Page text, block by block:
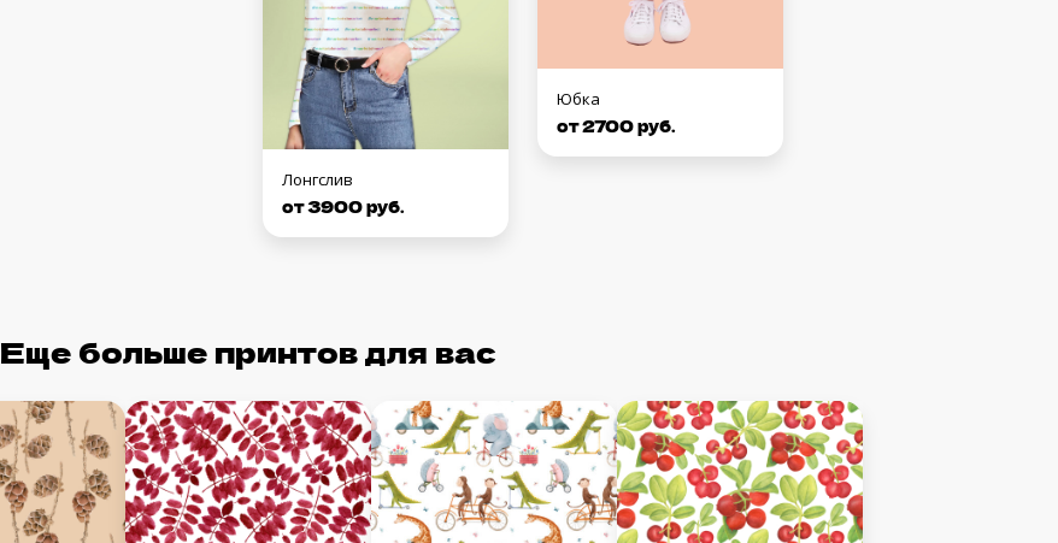
Лонгслив
от 3900 руб.
Юбка
от 2700 руб.
Еще больше принтов для вас